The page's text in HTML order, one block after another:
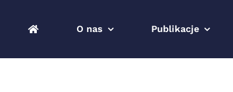
O nas Publikacje